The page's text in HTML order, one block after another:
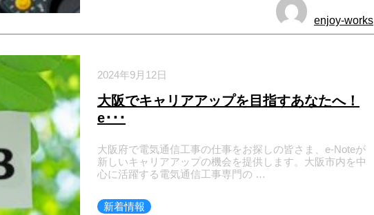
enjoy-works
2024年9月12日
大阪でキャリアアップを目指すあなたへ！
e･･･
大阪府で電気通信工事の仕事をお探しの皆さま、e-Noteが
新しいキャリアアップの機会を提供します。大阪市内を中
心に活躍する電気通信工事専門の …
新着情報